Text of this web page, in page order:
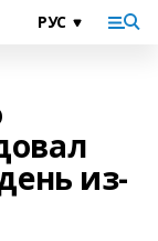
из-